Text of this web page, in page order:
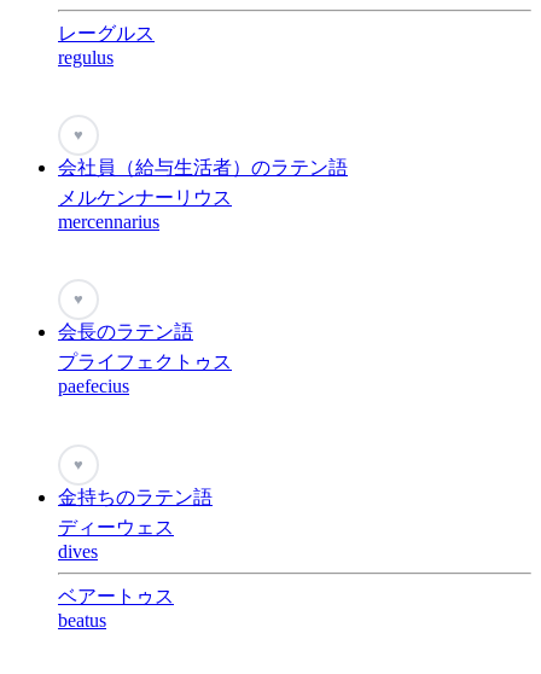
レーグルス
regulus
♥
会社員（給与生活者）のラテン語
メルケンナーリウス
mercennarius
♥
会長のラテン語
プライフェクトゥス
paefecius
♥
金持ちのラテン語
ディーウェス
dives
ベアートゥス
beatus